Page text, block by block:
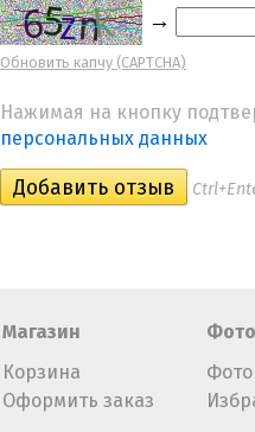
→
Обновить капчу (CAPTCHA)
Нажимая на кнопку
персональных данных
Магазин
Корзина
Оформить заказ
Фото